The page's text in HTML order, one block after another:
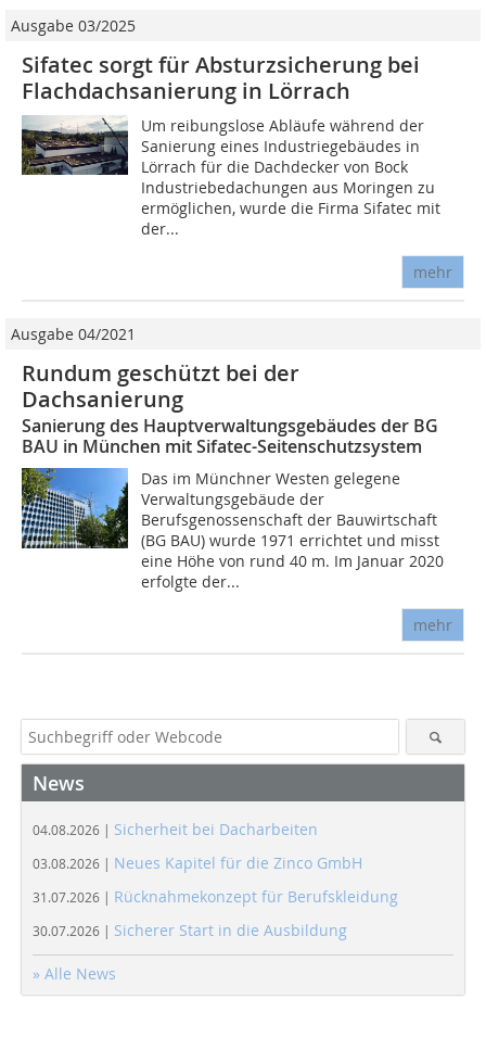
Ausgabe 03/2025
Sifatec sorgt für Absturzsicherung bei
Flachdachsanierung in Lörrach
Um reibungslose Abläufe während der
Sanierung eines Industriegebäudes in
Lörrach für die Dachdecker von Bock
Industriebedachungen aus Moringen zu
ermöglichen, wurde die Firma Sifatec mit
der...
mehr
Ausgabe 04/2021
Rundum geschützt bei der
Dachsanierung
Sanierung des Hauptverwaltungsgebäudes der BG
BAU in München mit Sifatec-Seitenschutzsystem
Das im Münchner Westen gelegene
Verwaltungsgebäude der
Berufsgenossenschaft der Bauwirtschaft
(BG BAU) wurde 1971 errichtet und misst
eine Höhe von rund 40 m. Im Januar 2020
erfolgte der...
mehr
News
04.08.2026 | Sicherheit bei Dacharbeiten
03.08.2026 | Neues Kapitel für die Zinco GmbH
31.07.2026 | Rücknahmekonzept für Berufskleidung
30.07.2026 | Sicherer Start in die Ausbildung
» Alle News